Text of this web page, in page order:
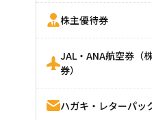
株主優待券
JAL・ANA航空券（
券）
ハガキ・レターパッ